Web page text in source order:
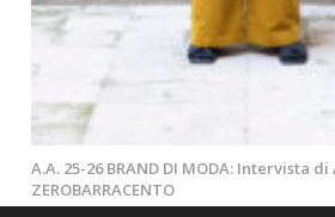
A.A. 25-26 BRAND DI MODA: Intervista
ZEROBARRACENTO